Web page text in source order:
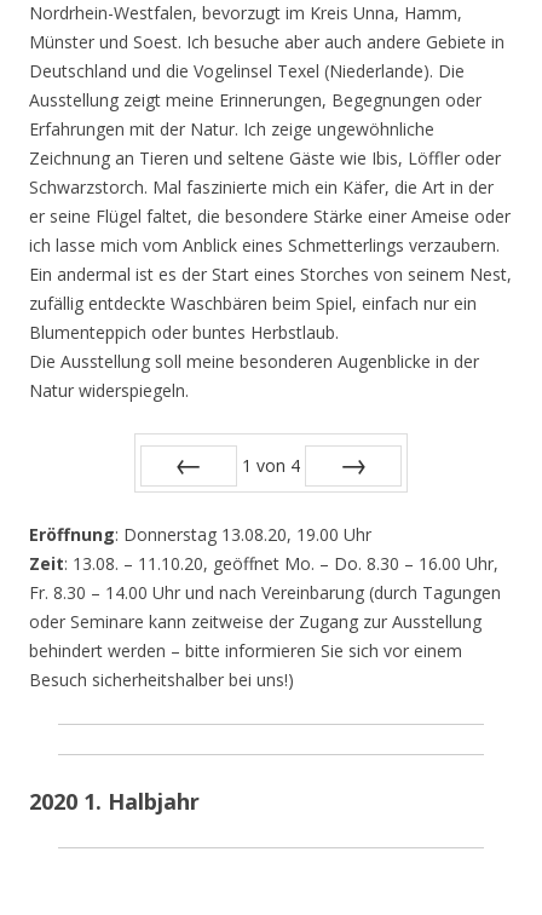
Nordrhein-Westfalen, bevorzugt im Kreis Unna, Hamm,
Münster und Soest. Ich besuche aber auch andere Gebiete in
Deutschland und die Vogelinsel Texel (Niederlande). Die
Ausstellung zeigt meine Erinnerungen, Begegnungen oder
Erfahrungen mit der Natur. Ich zeige ungewöhnliche
Zeichnung an Tieren und seltene Gäste wie Ibis, Löffler oder
Schwarzstorch. Mal faszinierte mich ein Käfer, die Art in der
er seine Flügel faltet, die besondere Stärke einer Ameise oder
ich lasse mich vom Anblick eines Schmetterlings verzaubern.
Ein andermal ist es der Start eines Storches von seinem Nest,
zufällig entdeckte Waschbären beim Spiel, einfach nur ein
Blumenteppich oder buntes Herbstlaub.
Die Ausstellung soll meine besonderen Augenblicke in der
Natur widerspiegeln.
1 von 4
Eröffnung: Donnerstag 13.08.20, 19.00 Uhr
Zeit: 13.08. – 11.10.20, geöffnet Mo. – Do. 8.30 – 16.00 Uhr,
Fr. 8.30 – 14.00 Uhr und nach Vereinbarung (durch Tagungen
oder Seminare kann zeitweise der Zugang zur Ausstellung
behindert werden – bitte informieren Sie sich vor einem
Besuch sicherheitshalber bei uns!)
2020 1. Halbjahr